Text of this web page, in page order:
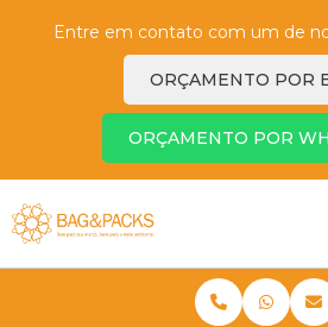
Entre em contato com um de
ORÇAMENTO POR
ORÇAMENTO POR